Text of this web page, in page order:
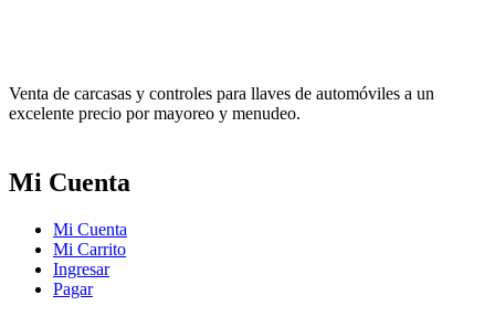
Venta de carcasas y controles para llaves de automóviles a un
excelente precio por mayoreo y menudeo.
Mi Cuenta
Mi Cuenta
Mi Carrito
Ingresar
Pagar